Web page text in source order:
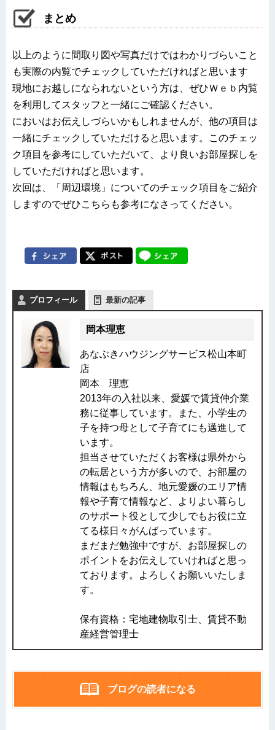
まとめ
以上のように間取り図や写真だけではわかりづらいこと
も実際の内覧でチェックしていただければと思います
現地にお越しになられないという方は、ぜひＷｅｂ内覧
を利用してスタッフと一緒にご確認ください。
においはお伝えしづらいかもしれませんが、他の項目は
一緒にチェックしていただけると思います。このチェッ
ク項目を参考にしていただいて、より良いお部屋探しを
していただければと思います。
次回は、「周辺環境」についてのチェック項目をご紹介
しますのでぜひこちらも参考になさってください。
プロフィール 最新の記事
岡本理恵
あなぶきハウジングサービス松山本町
店
岡本 理恵
2013年の入社以来、愛媛で賃貸仲介業
務に従事しています。また、小学生の
子を持つ母として子育てにも邁進して
います。
担当させていただくお客様は県外から
の転居という方が多いので、お部屋の
情報はもちろん、地元愛媛のエリア情
報や子育て情報など、よりよい暮らし
のサポート役として少しでもお役に立
てる様日々がんばっています。
まだまだ勉強中ですが、お部屋探しの
ポイントをお伝えしていければと思っ
ております。よろしくお願いいたしま
す。
保有資格：宅地建物取引士、賃貸不動
産経営管理士
ブログの読者になる